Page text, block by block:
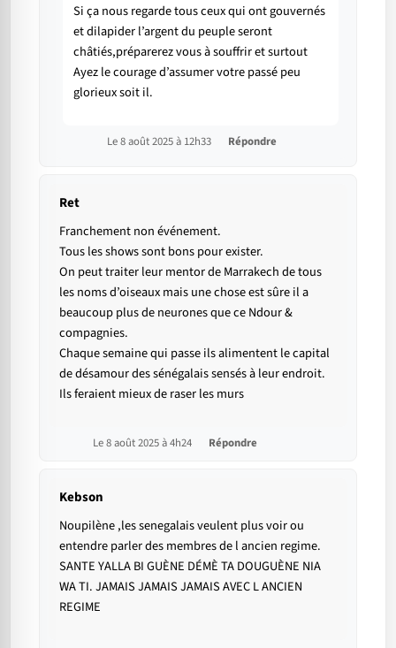
Si ça nous regarde tous ceux qui ont gouvernés
et dilapider l’argent du peuple seront
châtiés,préparerez vous à souffrir et surtout
Ayez le courage d’assumer votre passé peu
glorieux soit il.
Le 8 août 2025 à 12h33 Répondre
Ret
Franchement non événement.
Tous les shows sont bons pour exister.
On peut traiter leur mentor de Marrakech de tous
les noms d’oiseaux mais une chose est sûre il a
beaucoup plus de neurones que ce Ndour &
compagnies.
Chaque semaine qui passe ils alimentent le capital
de désamour des sénégalais sensés à leur endroit.
Ils feraient mieux de raser les murs
Le 8 août 2025 à 4h24 Répondre
Kebson
Noupilène ,les senegalais veulent plus voir ou
entendre parler des membres de l ancien regime.
SANTE YALLA BI GUÈNE DÉMÈ TA DOUGUÈNE NIA
WA TI. JAMAIS JAMAIS JAMAIS AVEC L ANCIEN
REGIME